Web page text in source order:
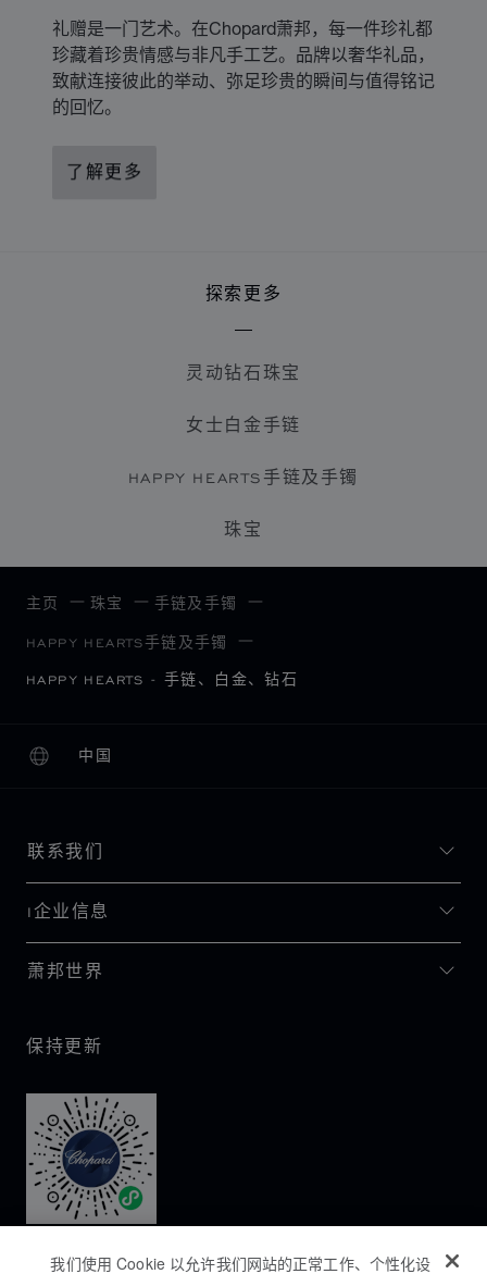
礼赠是一门艺术。在Chopard萧邦，每一件珍礼都
珍藏着珍贵情感与非凡手工艺。品牌以奢华礼品，
致献连接彼此的举动、弥足珍贵的瞬间与值得铭记
的回忆。
了解更多
探索更多
灵动钻石珠宝
女士白金手链
HAPPY HEARTS手链及手镯
珠宝
主页 珠宝 手链及手镯
HAPPY HEARTS手链及手镯
HAPPY HEARTS - 手链、白金、钻石
中国
本地化（更改国家/地区）
更改国家/地区
联系我们
I企业信息
萧邦世界
保持更新
我们使用 Cookie 以允许我们网站的正常工作、个性化设